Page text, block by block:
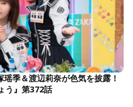
季＆渡辺莉奈が色気を披露！
う』第372話